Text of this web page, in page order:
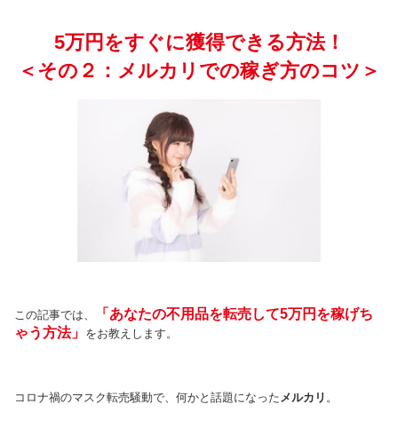
5万円をすぐに獲得できる方法！
＜その２：メルカリでの稼ぎ方のコツ＞
この記事では、 「あなたの不用品を転売して5万円を稼げち
ゃう方法」
をお教えします。
コロナ禍のマスク転売騒動で、何かと話題になったメルカリ 。